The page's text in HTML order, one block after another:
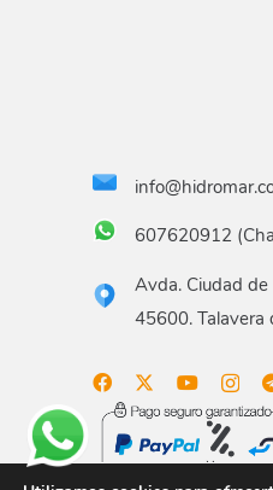
607620912
Avda. Ciudad de
45600. Talavera